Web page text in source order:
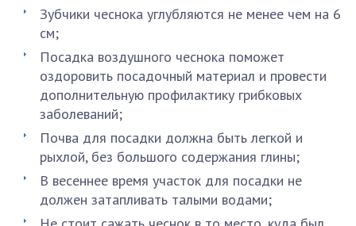
Зубчики чеснока углубляются не менее чем на 6
см;
Посадка воздушного чеснока поможет
оздоровить посадочный материал и провести
дополнительную профилактику грибковых
заболеваний;
Почва для посадки должна быть легкой и
рыхлой, без большого содержания глины;
В весеннее время участок для посадки не
должен затапливать талыми водами;